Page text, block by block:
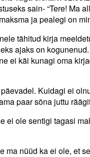
sain- “Tere! Ma
ja pealegi on
tähitud kirja
ajaks on
ei käi kunagi oma
Kuidagi ei
paar sõna juttu
ei ole sentigi tagasi
ma nüüd ka ei ole, et